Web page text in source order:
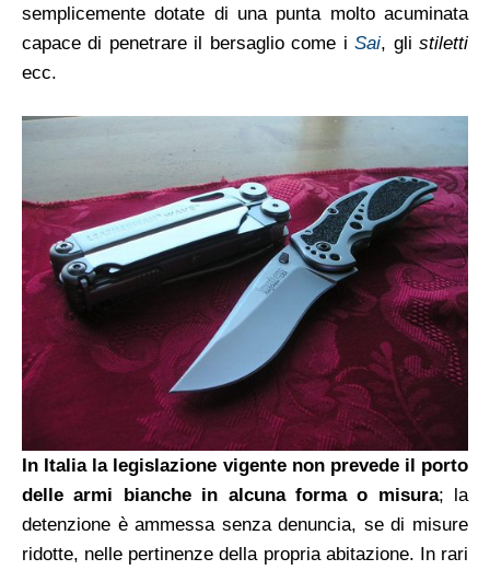
semplicemente dotate di una punta molto acuminata
capace di penetrare il bersaglio come iSai, gli stiletti
ecc.
In Italia la legislazione vigente non prevede il porto
delle armi bianche in alcuna forma o misura; la
detenzione è ammessa senza denuncia, se di misure
ridotte, nelle pertinenze della propria abitazione. In rari